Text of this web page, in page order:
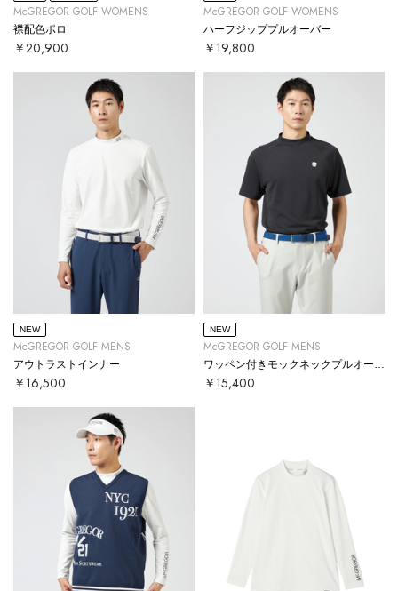
McGREGOR GOLF WOMENS
襟配色ポロ
￥20,900
McGREGOR GOLF WOMENS
ハーフジッププルオーバー
￥19,800
NEW
McGREGOR GOLF MENS
アウトラストインナー
￥16,500
NEW
McGREGOR GOLF MENS
￥15,400